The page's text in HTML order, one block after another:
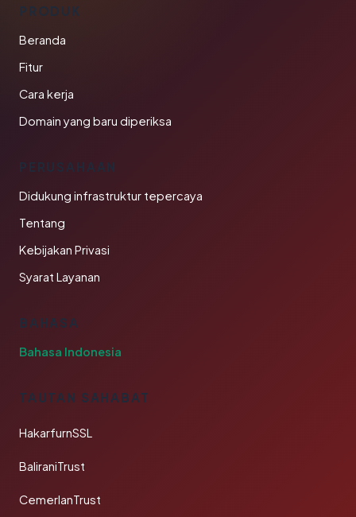
PRODUK
Beranda
Fitur
Cara kerja
Domain yang baru diperiksa
PERUSAHAAN
Didukung infrastruktur tepercaya
Tentang
Kebijakan Privasi
Syarat Layanan
BAHASA
Bahasa Indonesia
TAUTAN SAHABAT
HakarfurnSSL
BaliraniTrust
CemerlanTrust